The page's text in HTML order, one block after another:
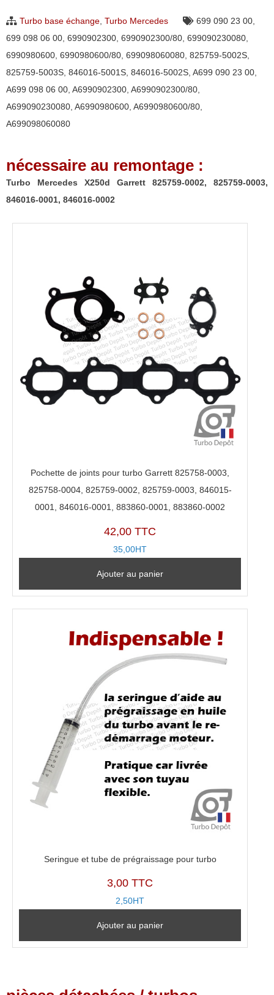
825759-
Turbo base échange Turbo Mercedes 699 090 23 00
699 098 06 00 6990902300 6990902300/80 699090230080
6990980600 6990980600/80 699098060080 825759-5002S
825759-5003S 846016-5001S 846016-5002S A699 090 23 00
A699 098 06 00 A6990902300 A6990902300/80
A699090230080 A6990980600 A6990980600/80
A699098060080
nécessaire au remontage :
Turbo Mercedes X250d Garrett 825759-0002, 825759-0003,
846016-0001, 846016-0002
Pochette de joints pour turbo Garrett 825758-0003,
825758-0004, 825759-0002, 825759-0003, 846015-
0001, 846016-0001, 883860-0001, 883860-0002
42,00 TTC
35,00HT
Ajouter au panier
Seringue et tube de prégraissage pour turbo
3,00 TTC
2,50HT
Ajouter au panier